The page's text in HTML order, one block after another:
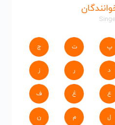
پ ت ج
د ر ز
ع غ ف
ل م ن